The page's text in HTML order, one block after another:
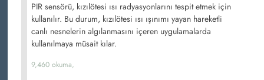
PIR sensörü, kızılötesi ısı radyasyonlarını tespit etmek için
kullanılır. Bu durum, kızılötesi ısı ışınımı yayan hareketli
canlı nesnelerin algılanmasını içeren uygulamalarda
kullanılmaya müsait kılar.
9,460 okuma,